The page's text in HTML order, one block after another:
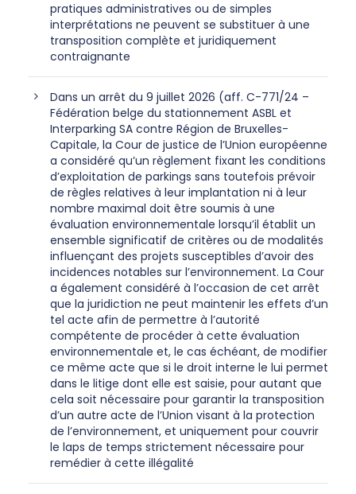
pratiques administratives ou de simples
interprétations ne peuvent se substituer à une
transposition complète et juridiquement
contraignante
Dans un arrêt du 9 juillet 2026 (aff. C-771/24 –
Fédération belge du stationnement ASBL et
Interparking SA contre Région de Bruxelles-
Capitale, la Cour de justice de l’Union européenne
a considéré qu’un règlement fixant les conditions
d’exploitation de parkings sans toutefois prévoir
de règles relatives à leur implantation ni à leur
nombre maximal doit être soumis à une
évaluation environnementale lorsqu’il établit un
ensemble significatif de critères ou de modalités
influençant des projets susceptibles d’avoir des
incidences notables sur l’environnement. La Cour
a également considéré à l’occasion de cet arrêt
que la juridiction ne peut maintenir les effets d’un
tel acte afin de permettre à l’autorité
compétente de procéder à cette évaluation
environnementale et, le cas échéant, de modifier
ce même acte que si le droit interne le lui permet
dans le litige dont elle est saisie, pour autant que
cela soit nécessaire pour garantir la transposition
d’un autre acte de l’Union visant à la protection
de l’environnement, et uniquement pour couvrir
le laps de temps strictement nécessaire pour
remédier à cette illégalité